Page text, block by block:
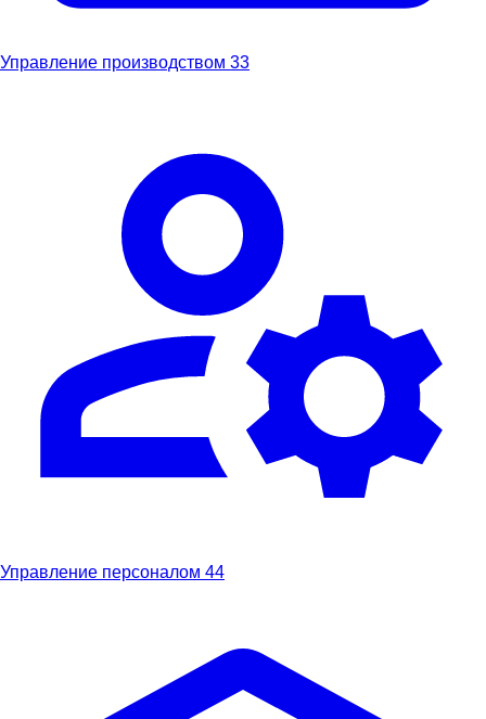
Управление производством 33
Управление персоналом 44